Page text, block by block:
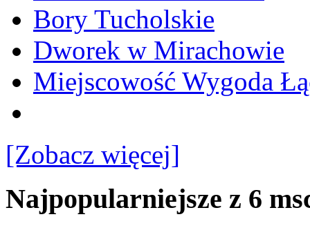
Bory Tucholskie
Dworek w Mirachowie
Miejscowość Wygoda
[Zobacz więcej]
Najpopularniejsze z 6